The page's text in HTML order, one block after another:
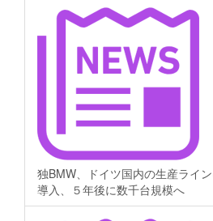
独BMW、ドイツ国内の生産ライ
導入、５年後に数千台規模へ